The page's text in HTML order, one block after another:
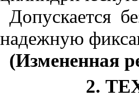
Допускается
надежную
(Измененная
2.